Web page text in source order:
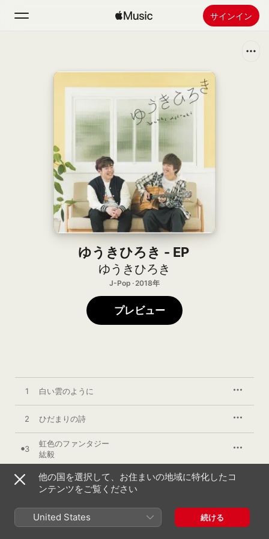
サインイン
新着おすすめ
Apple Musicをインストール
ゆうきひろき - EP
ゆうきひろき
J-Pop · 2018年
プレビュー
1 白い雲のように
2 ひだまりの詩
3
虹色のファンタジー
紘毅
4 白い雲のように (instrumental)
5 ひだまりの詩 (instrumental)
他の国を選択して、お住まいの地域に特化したコ
ンテンツをご覧ください
United States 続ける